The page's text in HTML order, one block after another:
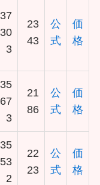
37
30
3
23
43
公
式
価
格
35
67
3
21
86
公
式
価
格
35
53
2
22
23
公
式
価
格